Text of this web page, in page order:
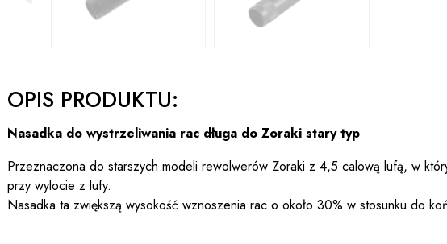
OPIS PRODUKTU:
Nasadka do wystrzeliwania rac długa do Zoraki stary typ
Przeznaczona do starszych modeli rewolwerów Zoraki z 4,5 calową lufą, w
przy wylocie z lufy.
Nasadka ta zwiększą wysokość wznoszenia rac o około 30% w stosunku do